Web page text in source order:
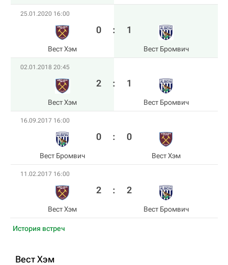
25.01.2020 16:00
Вест Хэм
0 : 1
Вест Бромвич
02.01.2018 20:45
Вест Хэм
2 : 1
Вест Бромвич
16.09.2017 16:00
Вест Бромвич
0 : 0
Вест Хэм
11.02.2017 16:00
Вест Хэм
2 : 2
Вест Бромвич
История встреч
Вест Хэм